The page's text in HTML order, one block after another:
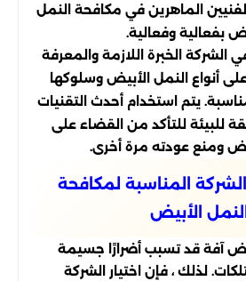
الماهرين في مكافحة النمل
بفعالية وفعالية.
الشركة الخبرة اللازمة والمعرفة
أنواع النمل الأبيض وسلوكها
يتم استخدام أحدث التقنيات
للبيئة للتأكد من القضاء على
ومنع عودته مرة أخرى.
الشركة المناسبة لمكافحة
النمل الأبيض
آفة قد تسبب أضرارًا جسيمة
لذلك ، فإن اختيار الشركة